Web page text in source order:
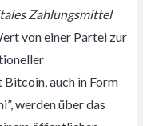
Zahlungsmittel
von einer Partei zur
auch in Form
werden über das